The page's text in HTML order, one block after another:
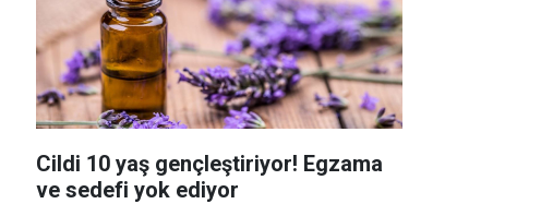
Cildi 10 yaş gençleştiriyor! Egzama
ve sedefi yok ediyor